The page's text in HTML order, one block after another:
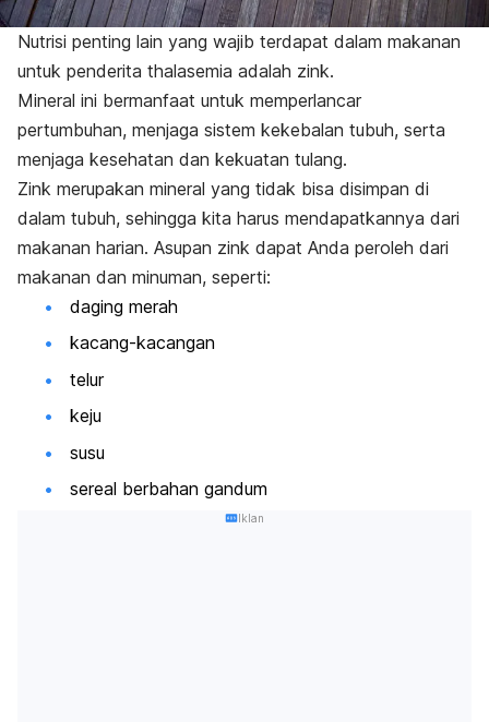
Nutrisi penting lain yang wajib terdapat dalam makanan
untuk penderita thalasemia adalah zink.
Mineral ini bermanfaat untuk memperlancar
pertumbuhan, menjaga sistem kekebalan tubuh, serta
menjaga kesehatan dan kekuatan tulang.
Zink merupakan mineral yang tidak bisa disimpan di
dalam tubuh, sehingga kita harus mendapatkannya dari
makanan harian. Asupan zink dapat Anda peroleh dari
makanan dan minuman, seperti:
daging merah
kacang-kacangan
telur
keju
susu
sereal berbahan gandum
Iklan